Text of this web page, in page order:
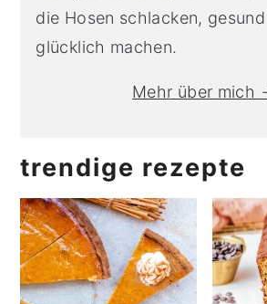
die Hosen schlacken,
glücklich machen.
Mehr über mich
trendige rezepte